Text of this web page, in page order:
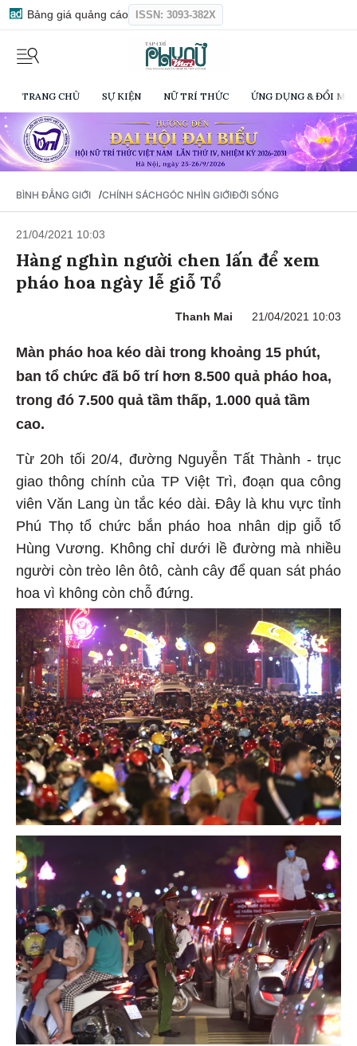
Bảng giá quảng cáo ISSN: 3093-382X
TRANG CHỦ SỰ KIỆN NỮ TRÍ THỨC ỨNG DỤNG & ĐỔI
BÌNH ĐẲNG GIỚI /CHÍNH SÁCHGÓC NHÌN GIỚIĐỜI SỐNG
21/04/2021 10:03
Hàng nghìn người chen lấn để xem
pháo hoa ngày lễ giỗ Tổ
Thanh Mai 21/04/2021 10:03
Màn pháo hoa kéo dài trong khoảng 15 phút,
ban tổ chức đã bố trí hơn 8.500 quả pháo hoa,
trong đó 7.500 quả tầm thấp, 1.000 quả tầm
cao.
Từ 20h tối 20/4, đường Nguyễn Tất Thành - trục
giao thông chính của TP Việt Trì, đoạn qua công
viên Văn Lang ùn tắc kéo dài. Đây là khu vực tỉnh
Phú Thọ tổ chức bắn pháo hoa nhân dịp giỗ tổ
Hùng Vương. Không chỉ dưới lề đường mà nhiều
người còn trèo lên ôtô, cành cây để quan sát pháo
hoa vì không còn chỗ đứng.